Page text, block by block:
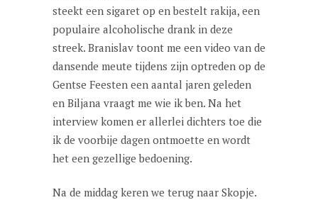
steekt een sigaret op en bestelt rakija, een
populaire alcoholische drank in deze
streek. Branislav toont me een video van de
dansende meute tijdens zijn optreden op de
Gentse Feesten een aantal jaren geleden
en Biljana vraagt me wie ik ben. Na het
interview komen er allerlei dichters toe die
ik de voorbije dagen ontmoette en wordt
het een gezellige bedoening.
Na de middag keren we terug naar Skopje.